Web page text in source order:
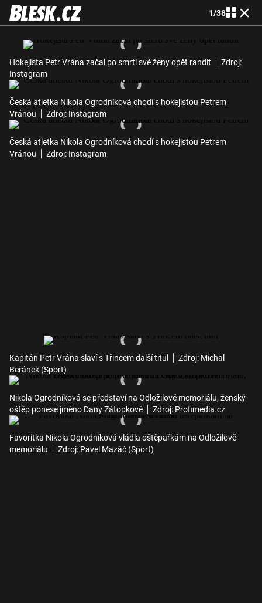
1/38
Hokejista Petr Vrána začal po smrti své ženy opět randit
Zdroj:
Instagram
Česká atletka Nikola Ogrodníková chodí s hokejistou Petrem
Vránou
Zdroj: Instagram
Česká atletka Nikola Ogrodníková chodí s hokejistou Petrem
Vránou
Zdroj: Instagram
Kapitán Petr Vrána slaví s Třincem další titul
Zdroj: Michal
Beránek (Sport)
Nikola Ogrodníková se představí na Odložilově memoriálu, ženský
oštěp ponese jméno Dany Zátopkové
Zdroj: Profimedia.cz
Favoritka Nikola Ogrodníková vládla oštěpařkám na Odložilově
memoriálu
Zdroj: Pavel Mazáč (Sport)